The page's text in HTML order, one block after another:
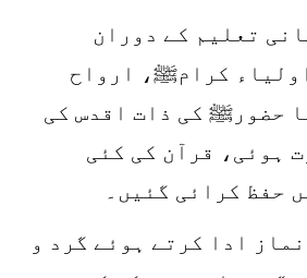
تعلیم کے دوران
کرامﷺ، ارواح
حضورﷺ کی ذات اقدس کی
ہوئی، قرآن کی کئی
حفظ کرائی گئیں۔
ادا کرتے ہوئے گرد و